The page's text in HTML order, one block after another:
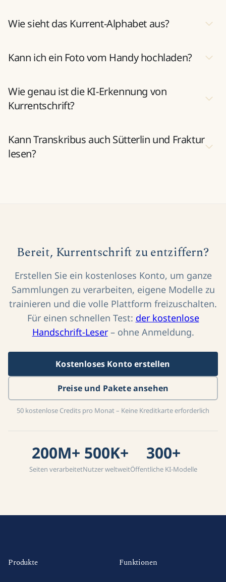
Wie sieht das Kurrent-Alphabet aus?
Kann ich ein Foto vom Handy hochladen?
Wie genau ist die KI-Erkennung von
Kurrentschrift?
Kann Transkribus auch Sütterlin und Fraktur
lesen?
Bereit, Kurrentschrift zu entziffern?
Erstellen Sie ein kostenloses Konto, um ganze
Sammlungen zu verarbeiten, eigene Modelle zu
trainieren und die volle Plattform freizuschalten.
Für einen schnellen Test: der kostenlose
Handschrift-Leser– ohne Anmeldung.
Kostenloses Konto erstellen
Preise und Pakete ansehen
50 kostenlose Credits pro Monat – Keine Kreditkarte erforderlich
200M+
Seiten verarbeitet
500K+
Nutzer weltweit
300+
Öffentliche KI-Modelle
Produkte Funktionen